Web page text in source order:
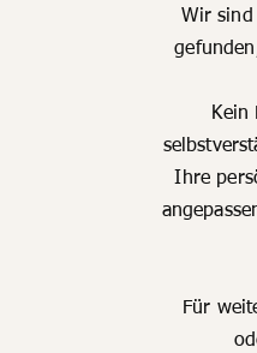
Wir sind
Kein
Ihre
Für